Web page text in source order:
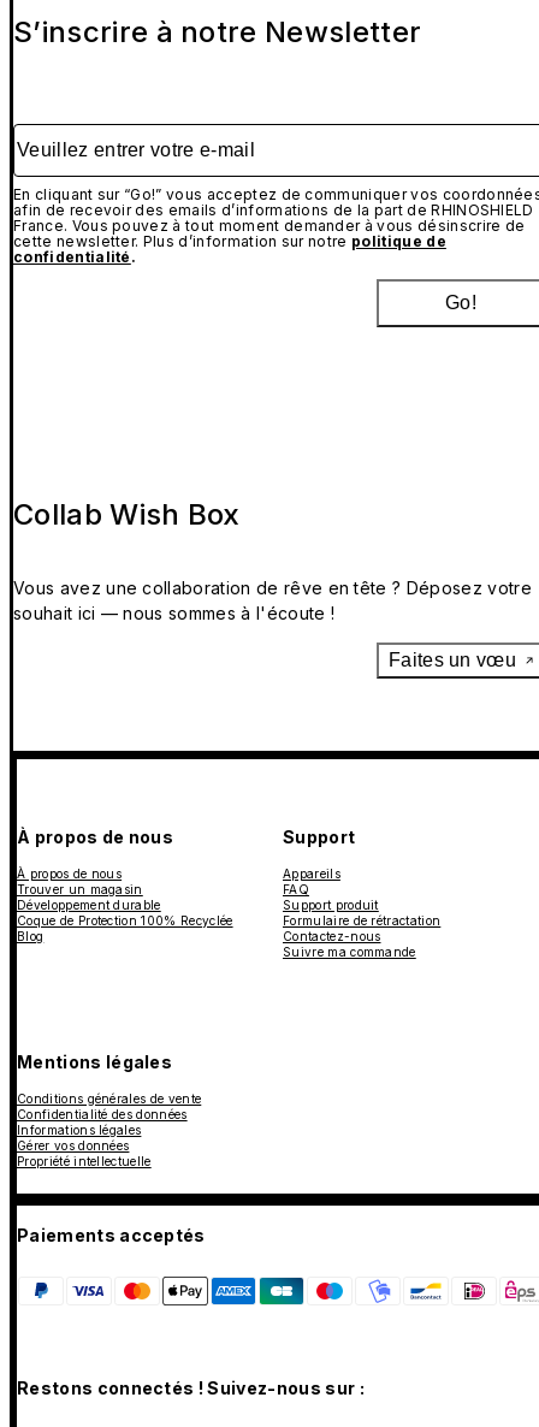
S’inscrire à notre Newsletter
Veuillez entrer votre e-mail
En cliquant sur “Go!” vous acceptez de communiquer vos
afin de recevoir des emails d’informations de la part de RHINOSHIELD
France. Vous pouvez à tout moment demander à vous désinscrire de
cette newsletter. Plus d’information sur notre politique de
confidentialité .
Go!
Collab Wish Box
Vous avez une collaboration de rêve en tête ? Déposez votre
souhait ici — nous sommes à l'écoute !
Faites un vœu
À propos de nous
À propos de nous
Trouver un magasin
Développement durable
Coque de Protection 100% Recyclée
Blog
Support
Appareils
FAQ
Support produit
Formulaire de rétractation
Contactez-nous
Suivre ma commande
Mentions légales
Conditions générales de vente
Confidentialité des données
Informations légales
Gérer vos données
Propriété intellectuelle
Paiements acceptés
Restons connectés ! Suivez-nous sur :